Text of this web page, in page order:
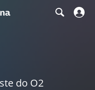
do O2